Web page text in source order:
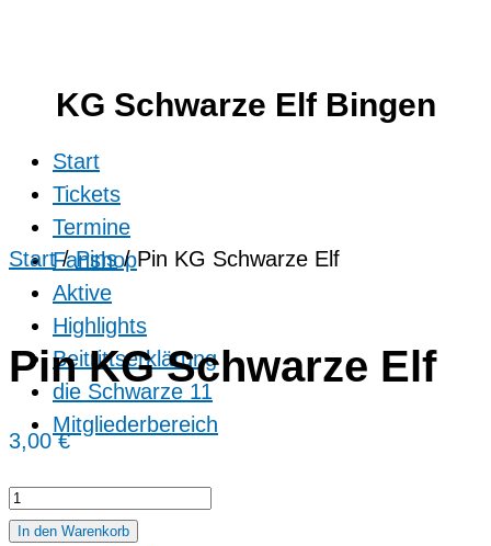
KG Schwarze Elf Bingen
Start
Tickets
Termine
Fanshop
Aktive
Highlights
Beitrittserklärung
die Schwarze 11
Mitgliederbereich
Start/Pins/ Pin KG Schwarze Elf
Pin KG Schwarze Elf
3,00€
Pin
KG
In den Warenkorb